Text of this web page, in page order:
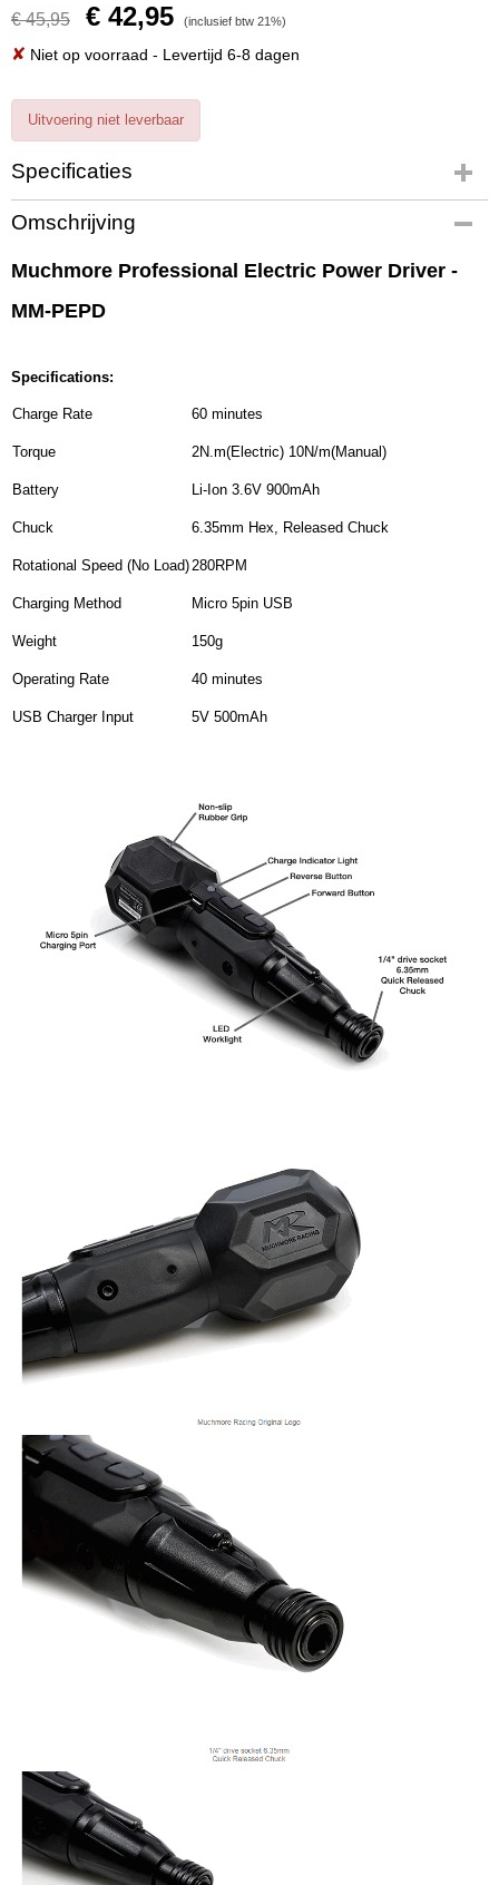
€ 45,95 € 42,95 (inclusief btw 21%)
✘ Niet op voorraad - Levertijd 6-8 dagen
Uitvoering niet leverbaar
Specificaties
Productcode
MM-PEPD
Productcode leverancier
MM-PEPD
Bruto gewicht
Omschrijving
Muchmore Professional Electric Power Driver -
MM-PEPD
Specifications:
Charge Rate 60 minutes
Torque 2N.m(Electric) 10N/m(Manual)
Battery Li-Ion 3.6V 900mAh
Chuck 6.35mm Hex, Released Chuck
Rotational Speed (No Load) 280RPM
Charging Method Micro 5pin USB
Weight 150g
Operating Rate 40 minutes
USB Charger Input 5V 500mAh